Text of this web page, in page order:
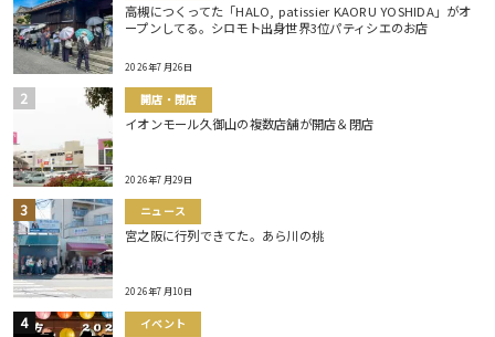
高槻につくってた「HALO, patissier KAORU YOSHIDA」がオ
ープンしてる。シロモト出身世界3位パティシエのお店
2026年7月26日
開店・閉店
イオンモール久御山の複数店舗が開店＆閉店
2026年7月29日
ニュース
宮之阪に行列できてた。あら川の桃
2026年7月10日
イベント